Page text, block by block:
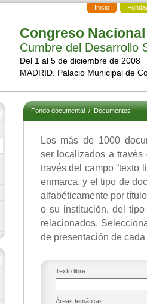
Inicio
Congreso
Cumbre del Desarrollo
Del 1 al 5 de diciembre de 2008
MADRID. Palacio Municipal de
Fondo documental/Documentos
Los más de 1000
ser localizados a
través del campo “texto
enmarca, y el tipo de
alfabéticamente por
o su institución, del
relacionados.
de presentación de
Texto libre:
Áreas temáticas: